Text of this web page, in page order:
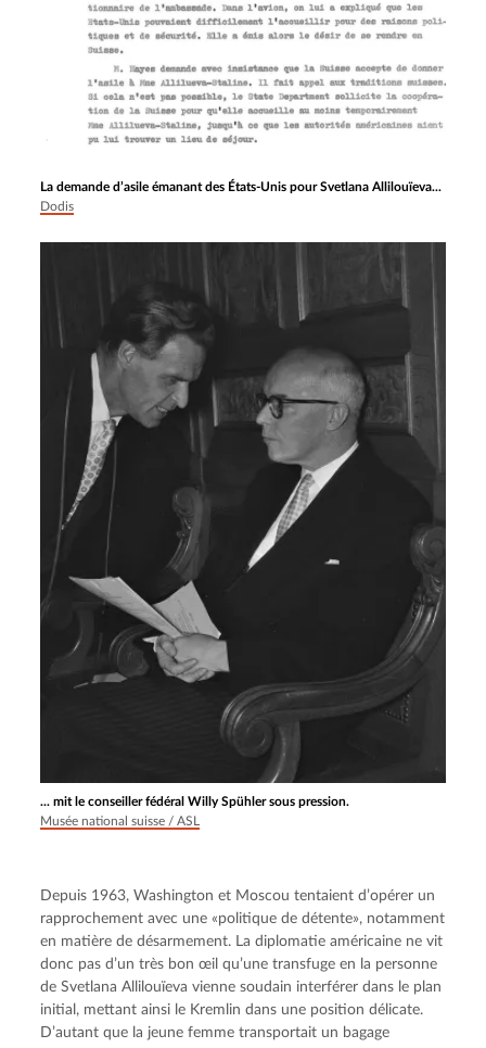
La demande d’asile émanant des États-Unis pour Svetlana Allilouïeva...
Dodis
... mit le conseiller fédéral Willy Spühler sous pression.
Musée national suisse / ASL
Depuis 1963, Washington et Moscou tentaient d’opérer un
rapprochement avec une «politique de détente», notamment
en matière de désarmement. La diplomatie américaine ne vit
donc pas d’un très bon œil qu’une transfuge en la personne
de Svetlana Allilouïeva vienne soudain interférer dans le plan
initial, mettant ainsi le Kremlin dans une position délicate.
D’autant que la jeune femme transportait un bagage